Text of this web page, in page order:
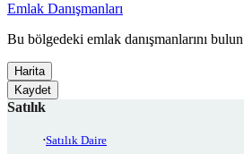
Emlak Danışmanları
Bu bölgedeki emlak danışmanlarını bulun
Harita
Kaydet
Satılık
Satılık Daire